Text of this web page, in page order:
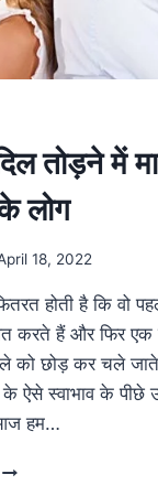
तोड़ने में
लोग
18, 2022
होती है कि वो
करते हैं और फिर एक
को छोड़ कर चले
ऐसे स्वाभाव के पीछे
हम…
ज्योतिष: